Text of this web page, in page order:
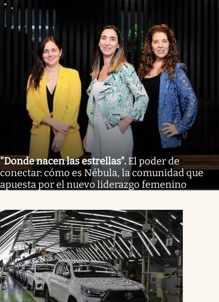
"Donde nacen las estrellas". El poder de
conectar: cómo es Nébula, la comunidad que
apuesta por el nuevo liderazgo femenino